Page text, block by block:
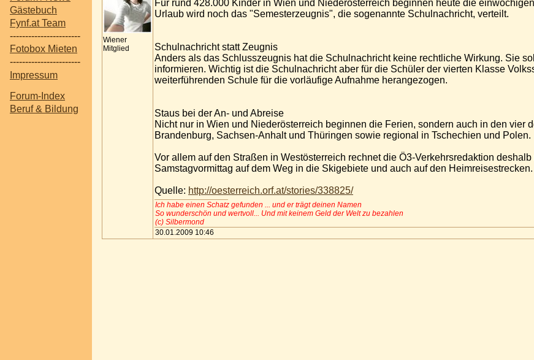
Gästebuch
Fynf.at Team
-----------------------
Fotobox Mieten
-----------------------
Impressum
Forum-Index
Beruf & Bildung
Wiener
Mitglied
Für rund 428.000 Kinder in Wien und Niederösterreich beginnen heute die
Urlaub wird noch das "Semesterzeugnis", die sogenannte Schulnachricht, verteilt.
Schulnachricht statt Zeugnis
Anders als das Schlusszeugnis hat die Schulnachricht keine rechtliche Wirkung. Sie
informieren. Wichtig ist die Schulnachricht aber für die Schüler der vierten Klasse
weiterführenden Schule für die vorläufige Aufnahme herangezogen.
Staus bei der An- und Abreise
Nicht nur in Wien und Niederösterreich beginnen die Ferien, sondern auch in den vier
Brandenburg, Sachsen-Anhalt und Thüringen sowie regional in Tschechien und Polen.
Vor allem auf den Straßen in Westösterreich rechnet die Ö3-Verkehrsredaktion
Samstagvormittag auf dem Weg in die Skigebiete und auch auf den Heimreisestrecken.
Quelle: http://oesterreich.orf.at/stories/338825/
Ich habe einen Schatz gefunden ... und er trägt deinen Namen
So wunderschön und wertvoll... Und mit keinem Geld der Welt zu bezahlen
(c) Silbermond
30.01.2009 10:46